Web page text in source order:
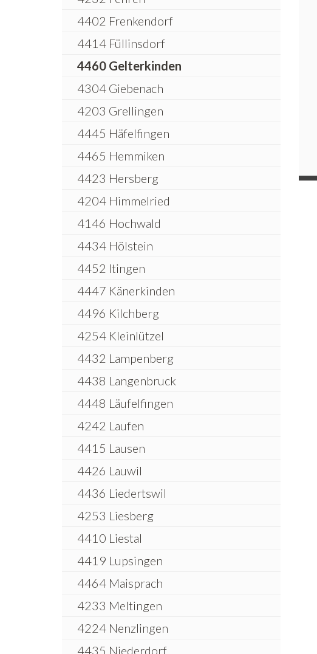
4402 Frenkendorf
4414 Füllinsdorf
4460 Gelterkinden
4304 Giebenach
4203 Grellingen
4445 Häfelfingen
4465 Hemmiken
4423 Hersberg
4204 Himmelried
4146 Hochwald
4434 Hölstein
4452 Itingen
4447 Känerkinden
4496 Kilchberg
4254 Kleinlützel
4432 Lampenberg
4438 Langenbruck
4448 Läufelfingen
4242 Laufen
4415 Lausen
4426 Lauwil
4436 Liedertswil
4253 Liesberg
4410 Liestal
4419 Lupsingen
4464 Maisprach
4233 Meltingen
4224 Nenzlingen
4435 Niederdorf